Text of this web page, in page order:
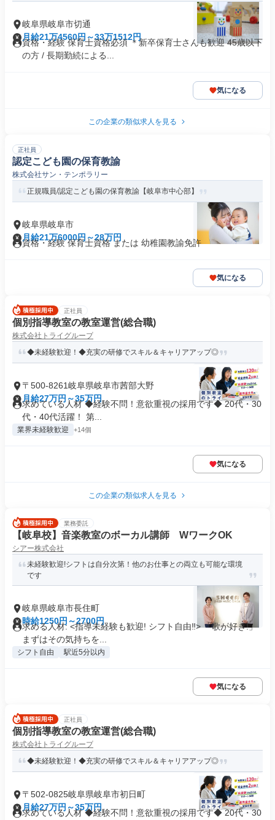
岐阜県岐阜市切通
月給21万4560円～33万1512円
資格・経験 保育士資格必須 ＊新卒保育士さんも歓迎 45歳以下
の方 / 長期勤続による...
気になる
この企業の類似求人を見る
正社員
認定こども園の保育教諭
株式会社サン・テンポラリー
正規職員/認定こども園の保育教諭【岐阜市中心部】
岐阜県岐阜市
月給21万6000円～28万円
資格・経験 保育士資格 または 幼稚園教諭免許
気になる
正社員
個別指導教室の教室運営(総合職)
株式会社トライグループ
◆未経験歓迎！◆充実の研修でスキル＆キャリアアップ◎
〒500-8261岐阜県岐阜市茜部大野
月給27万円～35万円
求めている人材 ◆経験不問！意欲重視の採用です◆ 20代・30
代・40代活躍！ 第...
業界未経験歓迎 +14個
気になる
この企業の類似求人を見る
業務委託
【岐阜校】音楽教室のボーカル講師 WワークOK
シアー株式会社
未経験歓迎!シフトは自分次第！他のお仕事との両立も可能な環境
です
岐阜県岐阜市長住町
時給1250円～2700円
求める人材: <指導未経験も歓迎! シフト自由‼> 「歌が好き!」
まずはその気持ちを...
シフト自由 駅近5分以内
気になる
正社員
個別指導教室の教室運営(総合職)
株式会社トライグループ
◆未経験歓迎！◆充実の研修でスキル＆キャリアアップ◎
〒502-0825岐阜県岐阜市初日町
月給27万円～35万円
求めている人材 ◆経験不問！意欲重視の採用です◆ 20代・30